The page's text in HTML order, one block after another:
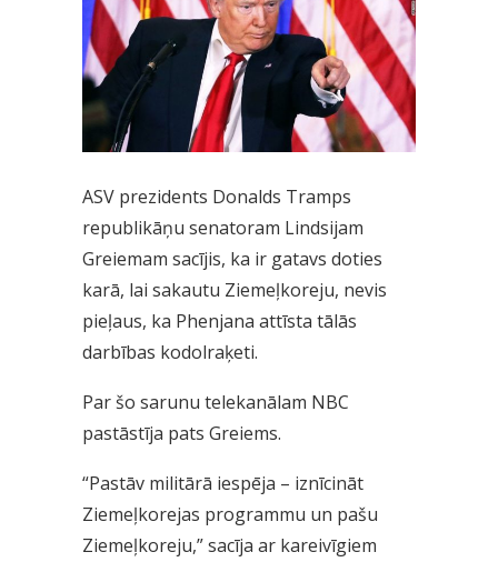
ASV prezidents Donalds Tramps
republikāņu senatoram Lindsijam
Greiemam sacījis, ka ir gatavs doties
karā, lai sakautu Ziemeļkoreju, nevis
pieļaus, ka Phenjana attīsta tālās
darbības kodolraķeti.
Par šo sarunu telekanālam NBC
pastāstīja pats Greiems.
“Pastāv militārā iespēja – iznīcināt
Ziemeļkorejas programmu un pašu
Ziemeļkoreju,” sacīja ar kareivīgiem